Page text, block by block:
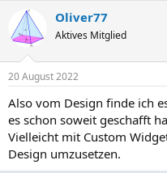
t
i
n
e
n
:
Oliver77
Aktives Mitglied
20 August 2022
Also vom Design finde ich
es schon soweit geschafft
Vielleicht mit Custom
Design umzusetzen.